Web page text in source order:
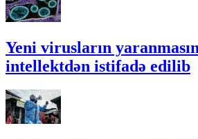
Yeni virusların
intellektdən istifadə edilib